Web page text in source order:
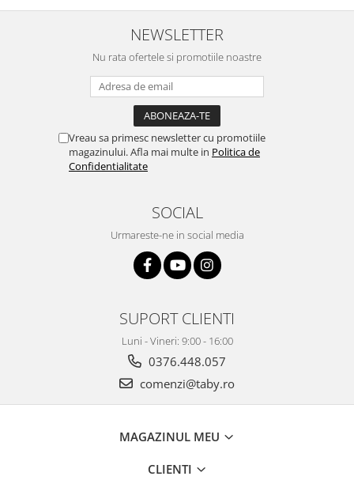
NEWSLETTER
Nu rata ofertele si promotiile noastre
Vreau sa primesc newsletter cu promotiile
magazinului. Afla mai multe in Politica de
Confidentialitate
SOCIAL
Urmareste-ne in social media
SUPORT CLIENTI
Luni - Vineri: 9:00 - 16:00
0376.448.057
comenzi@taby.ro
MAGAZINUL MEU
CLIENTI